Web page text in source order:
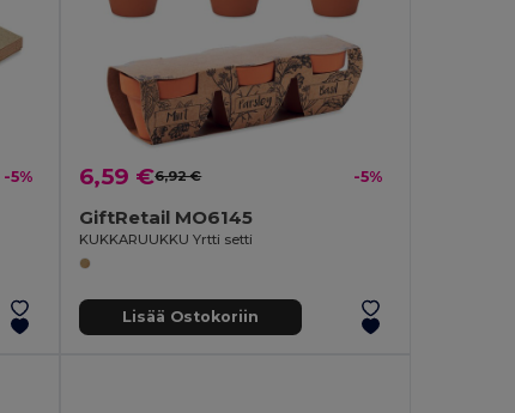
-5% 6,59 €6,92 € -5%
GiftRetail MO6145
KUKKARUUKKU Yrtti setti
Lisää Ostokoriin